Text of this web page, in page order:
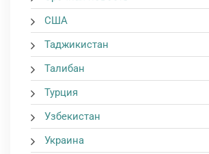
США
Таджикистан
Талибан
Турция
Узбекистан
Украина